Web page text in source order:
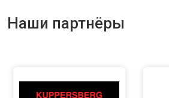
Наши партнёры